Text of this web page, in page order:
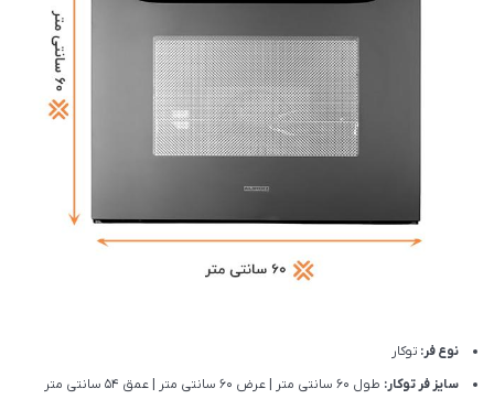
نوع فر: توکار
سایز فر توکار: طول 60 سانتی متر | عرض 60 سانتی متر | عمق 54 سانتی متر